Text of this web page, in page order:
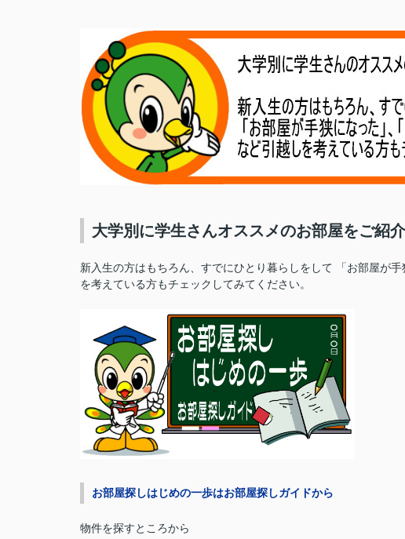
大学別に学生さんオススメのお部屋をご紹介
新入生の方はもちろん、すでにひとり暮らしをして 「お部屋が
を考えている方もチェックしてみてください。
お部屋探しはじめの一歩はお部屋探しガイドから
物件を探すところから